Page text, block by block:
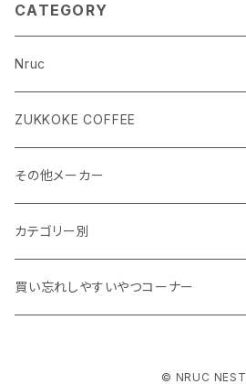
CATEGORY
Nruc
ZUKKOKE COFFEE
その他メーカー
ACLIMA
atelierBluebottle
カテゴリー別
Unisex ウェア
買い忘れしやすいやつコーナー
© NRUC NEST